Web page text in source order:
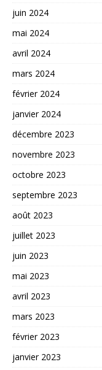
juin 2024
mai 2024
avril 2024
mars 2024
février 2024
janvier 2024
décembre 2023
novembre 2023
octobre 2023
septembre 2023
août 2023
juillet 2023
juin 2023
mai 2023
avril 2023
mars 2023
février 2023
janvier 2023